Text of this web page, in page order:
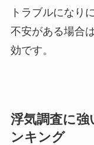
トラブルになり
不安がある場合
効です。
浮気調査に強
ンキング